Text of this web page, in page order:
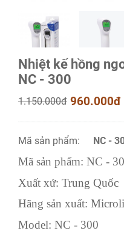
Nhiệt kế hồng
NC - 300
1.150.000đ 960.000đ
Mã sản phẩm: NC -
Mã sản phẩm: NC -
Xuất xứ: Trung Quốc
Hãng sản xuất:
Model: NC - 300